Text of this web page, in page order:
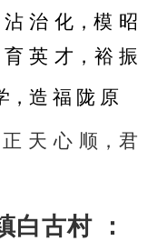
沾 治 化，模 昭
英 才，裕 振
，造 福 陇 原
正 天 心 顺，君
白古村 ：